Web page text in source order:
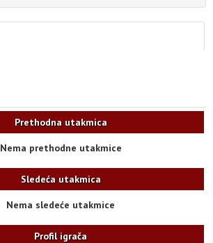
Prethodna utakmica
Nema prethodne utakmice
Sledeća utakmica
Nema sledeće utakmice
Profil igrača